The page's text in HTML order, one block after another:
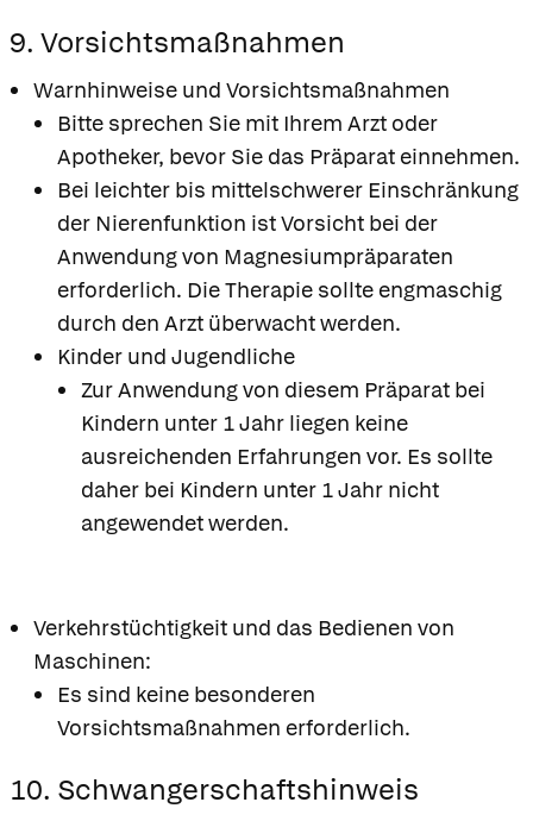
9. Vorsichtsmaßnahmen
Warnhinweise und Vorsichtsmaßnahmen
Bitte sprechen Sie mit Ihrem Arzt oder
Apotheker, bevor Sie das Präparat einnehmen.
Bei leichter bis mittelschwerer Einschränkung
der Nierenfunktion ist Vorsicht bei der
Anwendung von Magnesiumpräparaten
erforderlich. Die Therapie sollte engmaschig
durch den Arzt überwacht werden.
Kinder und Jugendliche
Zur Anwendung von diesem Präparat bei
Kindern unter 1 Jahr liegen keine
ausreichenden Erfahrungen vor. Es sollte
daher bei Kindern unter 1 Jahr nicht
angewendet werden.
Verkehrstüchtigkeit und das Bedienen von
Maschinen:
Es sind keine besonderen
Vorsichtsmaßnahmen erforderlich.
10. Schwangerschaftshinweis